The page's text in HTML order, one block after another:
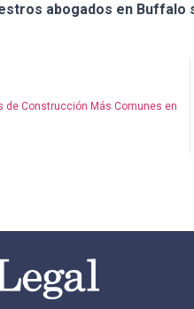
abogados en
de Construcción Más Comunes en